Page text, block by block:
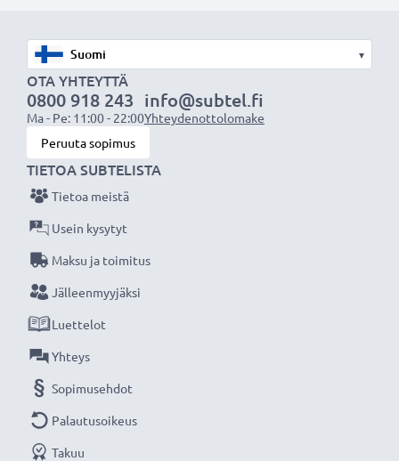
Älä missaa kuvauksellista hetkeä CELLONIC LCD-
laturin ansiosta, 3 vuoden takuu!
▾
OTA YHTEYTTÄ
0800 918 243
Ma - Pe: 11:00 - 22:00
info@subtel.fi
Yhteydenottolomake
Peruuta sopimus
TIETOA SUBTELISTA
Tietoa meistä
Usein kysytyt
Maksu ja toimitus
Jälleenmyyjäksi
Luettelot
Yhteys
Sopimusehdot
Palautusoikeus
Takuu